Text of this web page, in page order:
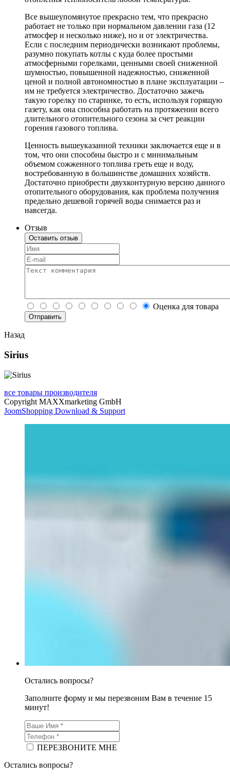
Все вышеупомянутое прекрасно тем, что прекрасно
работает не только при нормальном давлении газа (12
атмосфер и несколько ниже), но и от электричества.
Если с последним периодически возникают проблемы,
разумно покупать котлы с куда более простыми
атмосферными горелками, ценными своей сниженной
шумностью, повышенной надежностью, сниженной
ценой и полной автономностью в плане эксплуатации –
им не требуется электричество. Достаточно зажечь
такую горелку по старинке, то есть, используя горящую
газету, как она способна работать на протяжении всего
длительного отопительного сезона за счет реакции
горения газового топлива.
Ценность вышеуказанной техники заключается еще и в
том, что они способны быстро и с минимальным
объемом сожженного топлива греть еще и воду,
востребованную в большинстве домашних хозяйств.
Достаточно приобрести двухконтурную версию данного
отопительного оборудования, как проблема получения
предельно дешевой горячей воды снимается раз и
навсегда.
Отзыв
Оставить отзыв
Оценка для товара
Назад
Sirius
все товары производителя
Copyright MAXXmarketing GmbH
JoomShopping Download & Support
Остались вопросы?
Заполните форму и мы перезвоним Вам в течение 15
минут!
ПЕРЕЗВОНИТЕ МНЕ
Остались вопросы?